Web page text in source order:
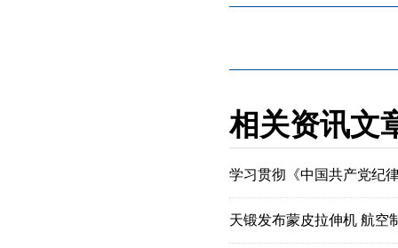
相关资讯文
学习贯彻《中国共产党纪
天锻发布蒙皮拉伸机 航空